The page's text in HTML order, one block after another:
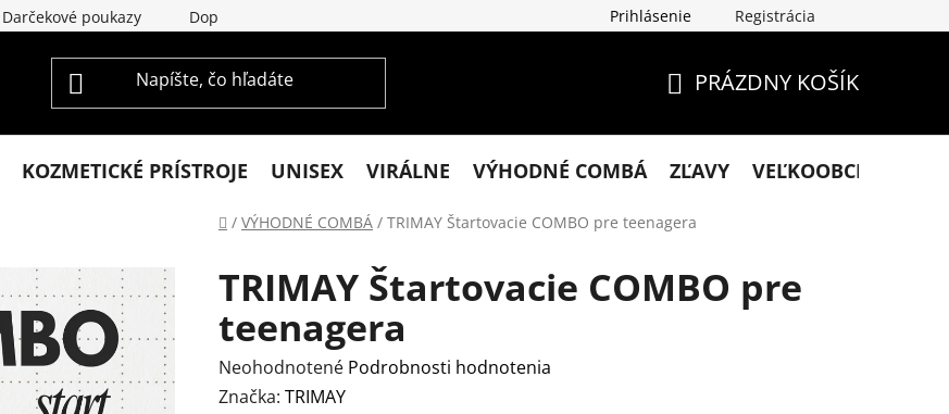
Darčekové poukazy Doprava a platba Podmienky ochrany osobných údajov
Prihlásenie Registrácia
KOŠÍK
PRÁZDNY KOŠÍK
KOZMETICKÉ PRÍSTROJE UNISEX VIRÁLNE VÝHODNÉ COMBÁ ZĽAVY VEĽKOOBCHOD
Domov
/ VÝHODNÉ COMBÁ / TRIMAY Štartovacie COMBO pre teenagera
TRIMAY Štartovacie COMBO pre
teenagera
Priemerné
hodnotenie
Neohodnotené Podrobnosti hodnotenia
Značka: TRIMAY